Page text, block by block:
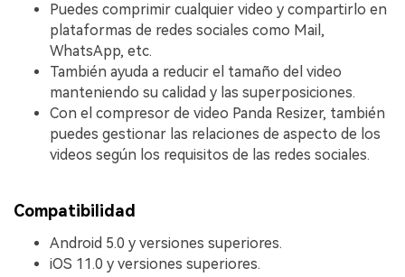
Puedes comprimir cualquier video y compartirlo en
plataformas de redes sociales como Mail,
WhatsApp, etc.
También ayuda a reducir el tamaño del video
manteniendo su calidad y las superposiciones.
Con el compresor de video Panda Resizer, también
puedes gestionar las relaciones de aspecto de los
videos según los requisitos de las redes sociales.
Compatibilidad
Android 5.0 y versiones superiores.
iOS 11.0 y versiones superiores.